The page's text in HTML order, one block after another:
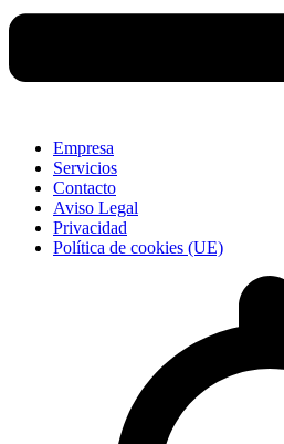
Empresa
Servicios
Contacto
Aviso Legal
Privacidad
Política de cookies (UE)